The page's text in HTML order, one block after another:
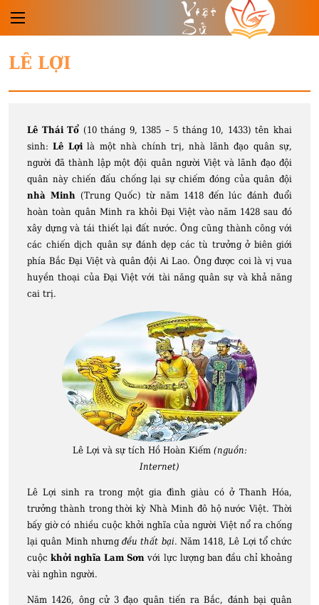
Việt
Sử
LÊ LỢI
Lê Thái Tổ (10 tháng 9, 1385 – 5 tháng 10, 1433) tên khai
sinh:Lê Lợilà một nhà chính trị, nhà lãnh đạo quân sự,
người đã thành lập một đội quân người Việt và lãnh đạo đội
quân này chiến đấu chống lại sự chiếm đóng của quân đội
nhà Minh(Trung Quốc) từ năm 1418 đến lúc đánh đuổi
hoàn toàn quân Minh ra khỏi Đại Việt vào năm 1428 sau đó
xây dựng và tái thiết lại đất nước. Ông cũng thành công với
các chiến dịch quân sự đánh dẹp các tù trưởng ở biên giới
phía Bắc Đại Việt và quân đội Ai Lao. Ông được coi là vị vua
huyền thoại của Đại Việt với tài năng quân sự và khả năng
cai trị.
Lê Lợi và sự tích Hồ Hoàn Kiếm (nguồn:
Internet)
Lê Lợi sinh ra trong một gia đình giàu có ở Thanh Hóa,
trưởng thành trong thời kỳ Nhà Minh đô hộ nước Việt. Thời
bấy giờ có nhiều cuộc khởi nghĩa của người Việt nổ ra chống
lại quân Minh nhưng đều thất bại. Năm 1418, Lê Lợi tổ chức
cuộckhởi nghĩa Lam Sơn với lực lượng ban đầu chỉ khoảng
vài nghìn người.
Năm 1426, ông cử 3 đạo quân tiến ra Bắc, đánh bại quân